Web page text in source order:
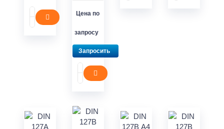
Цена по
запросу
Запросить